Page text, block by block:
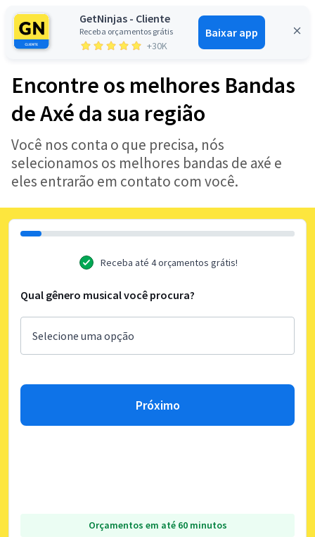
GetNinjas - Cliente
Receba orçamentos grátis
+30K
Baixar app
Entrar
Encontre os melhores Bandas
de Axé da sua região
Você nos conta o que precisa, nós
selecionamos os melhores bandas de axé e
eles entrarão em contato com você.
Receba até 4 orçamentos grátis!
Qual gênero musical você procura?
Próximo
Orçamentos em até 60 minutos